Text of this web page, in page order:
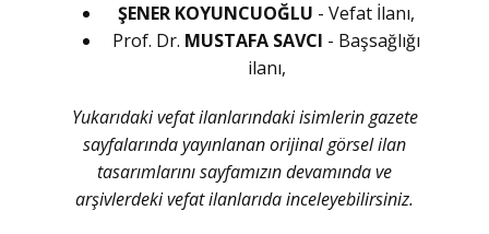
ŞENER KOYUNCUOĞLU - Vefat İlanı,
Prof. Dr. MUSTAFA SAVCI - Başsağlığı
ilanı,
Yukarıdaki vefat ilanlarındaki isimlerin gazete
sayfalarında yayınlanan orijinal görsel ilan
tasarımlarını sayfamızın devamında ve
arşivlerdeki vefat ilanlarıda inceleyebilirsiniz.